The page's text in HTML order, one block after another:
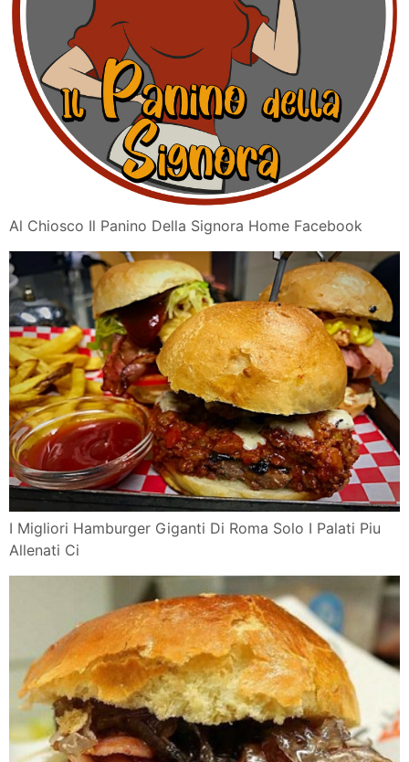
Al Chiosco Il Panino Della Signora Home Facebook
I Migliori Hamburger Giganti Di Roma Solo I Palati Piu
Allenati Ci